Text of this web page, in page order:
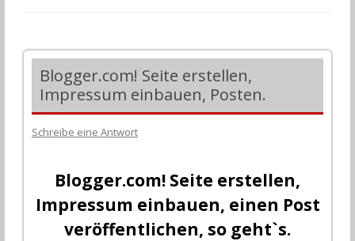
Blogger.com! Seite erstellen,
Impressum einbauen, Posten.
Schreibe eine Antwort
Blogger.com! Seite erstellen,
Impressum einbauen, einen Post
veröffentlichen, so geht`s.